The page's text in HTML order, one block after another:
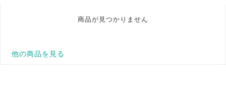
商品が見つかりません
他の商品を見る